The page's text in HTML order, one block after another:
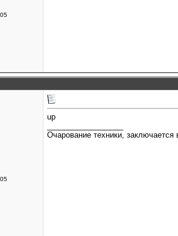
up
Очарование техники,